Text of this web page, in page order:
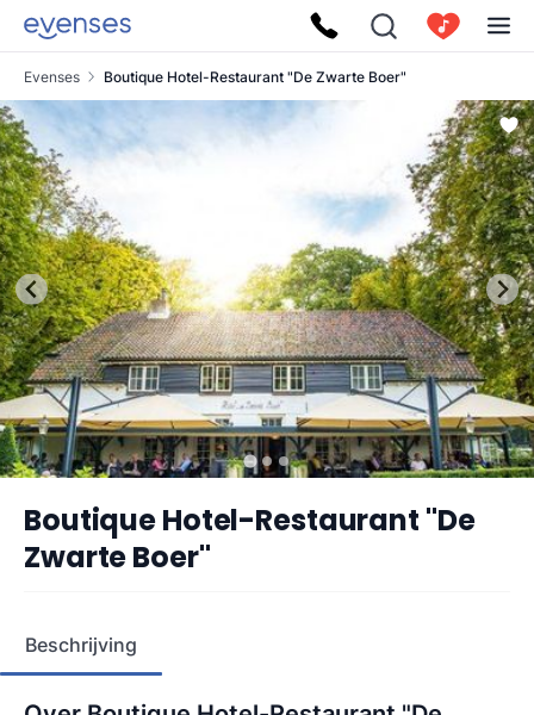
Evenses Boutique Hotel-Restaurant "De Zwarte Boer"
Boutique Hotel-Restaurant "De
Zwarte Boer"
Beschrijving